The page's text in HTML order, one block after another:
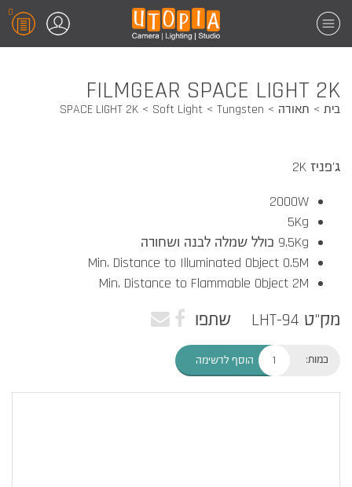
0
FILMGEAR SPACE LIGHT 2K
בית תאורה Tungsten
Soft Light
SPACE LIGHT 2K
ג'פניז 2K
2000W
5Kg
9.5Kg כולל שמלה לבנה ושחורה
Min. Distance to Illuminated Object 0.5M
Min. Distance to Flammable Object 2M
מק"ט LHT-94 שתפו
כמות: הוסף לרשימה